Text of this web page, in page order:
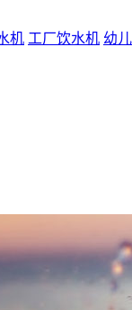
机 工厂饮水机 幼